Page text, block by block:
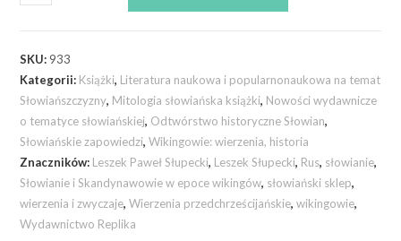
SKU: 933
Kategorii: Książki, Literatura naukowa i popularnonaukowa na temat
Słowiańszczyzny, Mitologia słowiańska książki, Nowości wydawnicze
o tematyce słowiańskiej, Odtwórstwo historyczne Słowian,
Słowiańskie zapowiedzi,Wikingowie: wierzenia, historia
Znaczników: Leszek Paweł Słupecki, Leszek Słupecki, Rus, słowianie,
Słowianie i Skandynawowie w epoce wikingów, słowiański sklep,
wierzenia i zwyczaje,Wierzenia przedchrześcijańskie,wikingowie,
Wydawnictwo Replika